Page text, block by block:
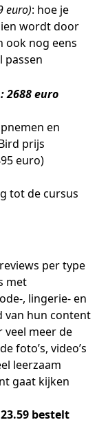
euro): hoe je
wordt door
ook nog eens
passen
2688 euro
en
prijs
euro)
tot de cursus
per type
met
, lingerie- en
van hun content
meer de
foto’s, video’s
leerzaam
gaat kijken
bestelt